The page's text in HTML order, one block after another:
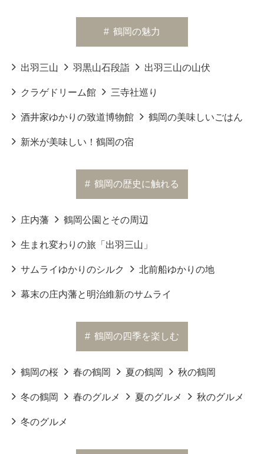
# 鶴岡の魅力
出羽三山 羽黒山石段詣 出羽三山の山伏
クラゲドリーム館 三寺社巡り
酒井家ゆかりの致道博物館 鶴岡の美味しいごはん
新米が美味しい！鶴岡の宿
# 鶴岡の歴史に触れる
庄内藩 鶴岡公園とその周辺
生まれ変わりの旅「出羽三山」
サムライゆかりのシルク 北前船ゆかりの地
幕末の庄内藩と明治維新のサムライ
# 鶴岡の四季を楽しむ
鶴岡の桜 春の鶴岡 夏の鶴岡 秋の鶴岡
冬の鶴岡 春のグルメ 夏のグルメ 秋のグルメ
冬のグルメ